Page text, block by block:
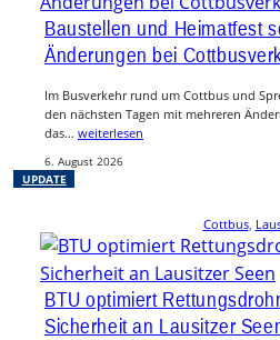
UPDATE
Baustellen und Heimatfest
Änderungen bei
Im Busverkehr rund um Cottbus und
den nächsten Tagen mit mehreren
das… weiterlesen
6. August 2026
Cottbus,
BTU optimiert
Sicherheit an Lausitzer